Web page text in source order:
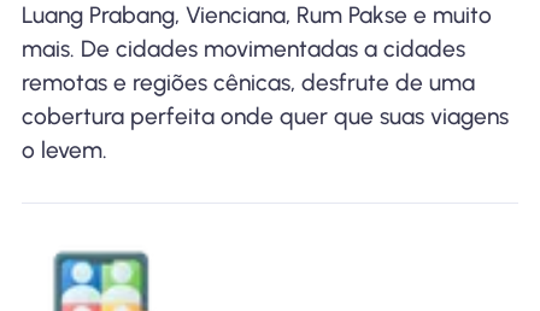
Luang Prabang, Vienciana, Rum Pakse e muito
mais. De cidades movimentadas a cidades
remotas e regiões cênicas, desfrute de uma
cobertura perfeita onde quer que suas viagens
o levem.